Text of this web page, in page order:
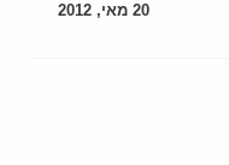
20 מאי, 2012